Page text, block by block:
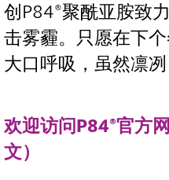
创P84®聚酰亚胺致
击雾霾。只愿在下
大口呼吸，虽然凛冽
欢迎访问P84®官方
文）